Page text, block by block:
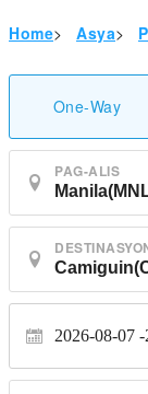
Home> Asya>
One-Way
PAG-ALIS
2026-08-07